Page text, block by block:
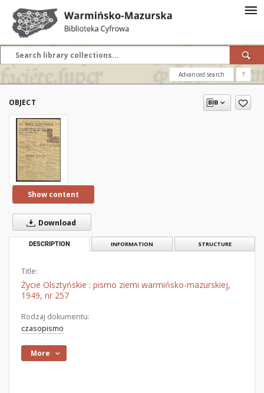
Advanced search ?
OBJECT
Show content
Download
DESCRIPTION INFORMATION STRUCTURE
Title:
Życie Olsztyńskie : pismo ziemi warmińsko-mazurskiej,
1949, nr 257
Rodzaj dokumentu:
czasopismo
More